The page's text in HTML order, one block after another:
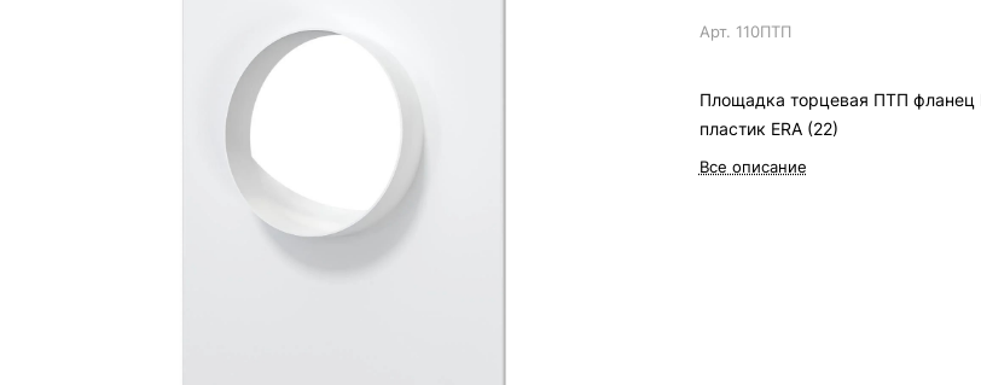
Арт. 110ПТП
Площадка торцевая ПТП фланец
пластик ERA (22)
Все описание